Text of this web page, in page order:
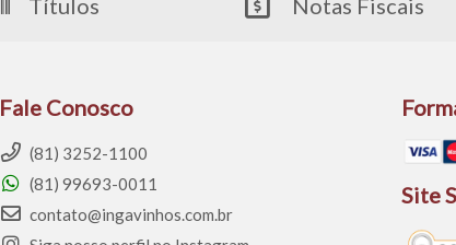
Títulos Notas Fiscais
Fale Conosco
(81) 3252-1100
(81) 99693-0011
contato@ingavinhos.com.br
Site